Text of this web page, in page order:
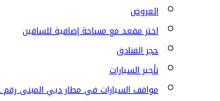
العروض
اختر مقعد مع مساحة إضافية للساقين
حجز الفنادق
تأجير السيارات
مواقف السيارات في مطار دبي المبنى رقم 2